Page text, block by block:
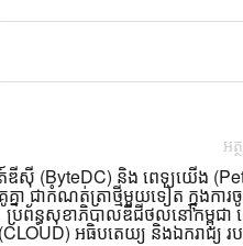
អត្
ឌីស៊ី (ByteDC) និង ពេទ្យយើង
គ្នា ជាកំណត់ត្រាថ្មីមួយទៀត ក្នុងកា
ប្រព័ន្ធសុខាភិបាលឌីជីថល​នៅកម្ពុជា ល
(CLOUD) អធិបតេយ្យ និងឯករាជ្យ